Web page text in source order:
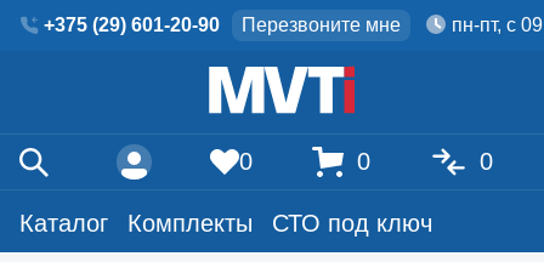
+375 (29) 601-20-90 Перезвоните мне пн-пт, с
Каталог Комплекты СТО под ключ
0 0 0